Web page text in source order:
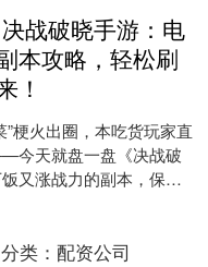
战破晓手游：电
本攻略，轻松刷
！
”梗火出圈，本吃货玩家直
今天就盘一盘《决战破
又涨战力的副本，保准
！ 【副本选择：从“小
分类： 配资公司